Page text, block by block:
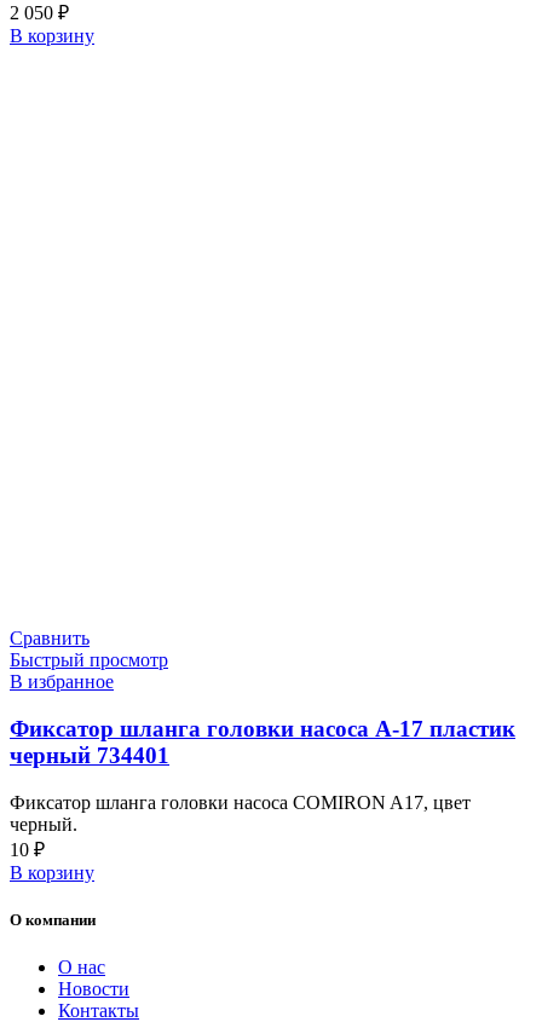
2 050 ₽
В корзину
Сравнить
Быстрый просмотр
В избранное
Фиксатор шланга головки насоса A-17 пластик
черный 734401
Фиксатор шланга головки насоса COMIRON A17, цвет
черный.
10 ₽
В корзину
О компании
О нас
Новости
Контакты